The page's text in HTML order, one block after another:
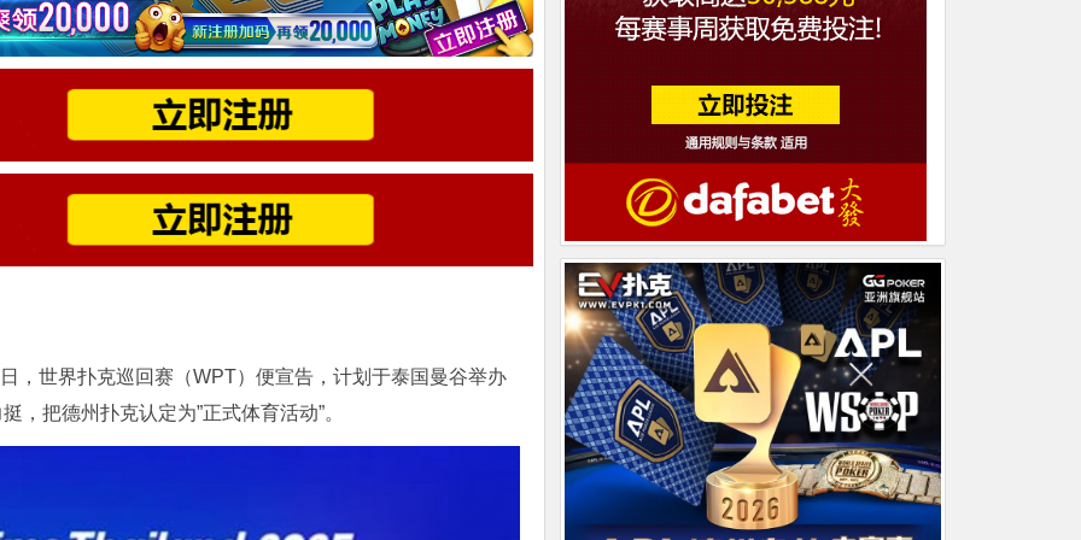
，世界扑克巡回赛（WPT）便宣告，计划于泰国曼谷举办
，把德州扑克认定为”正式体育活动”。